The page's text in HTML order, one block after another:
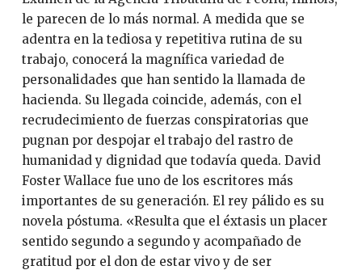
le parecen de lo más normal. A medida que se
adentra en la tediosa y repetitiva rutina de su
trabajo, conocerá la magnífica variedad de
personalidades que han sentido la llamada de
hacienda. Su llegada coincide, además, con el
recrudecimiento de fuerzas conspiratorias que
pugnan por despojar el trabajo del rastro de
humanidad y dignidad que todavía queda. David
Foster Wallace fue uno de los escritores más
importantes de su generación. El rey pálido es su
novela póstuma. «Resulta que el éxtasis un placer
sentido segundo a segundo y acompañado de
gratitud por el don de estar vivo y de ser